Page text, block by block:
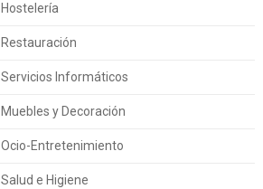
Hostelería
Restauración
Servicios Informáticos
Muebles y Decoración
Ocio-Entretenimiento
Salud e Higiene